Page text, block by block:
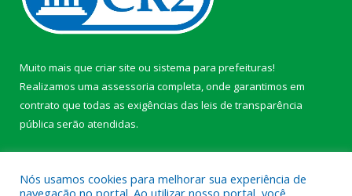
Muito mais que criar site ou sistema para prefeituras!
Realizamos uma assessoria completa, onde garantimos em
contrato que todas as exigências das leis de transparência
pública serão atendidas.
Nós usamos cookies para melhorar sua experiência de
navegação no portal. Ao utilizar nosso portal, você